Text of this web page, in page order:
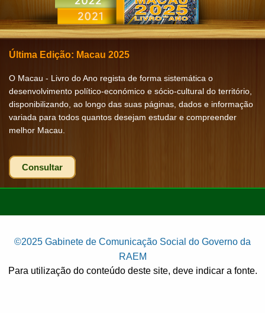
Última Edição: Macau 2025
O Macau - Livro do Ano regista de forma sistemática o
desenvolvimento político-económico e sócio-cultural do território,
disponibilizando, ao longo das suas páginas, dados e informação
variada para todos quantos desejam estudar e compreender
melhor Macau.
Consultar
©2025 Gabinete de Comunicação Social do Governo da
RAEM
Para utilização do conteúdo deste site, deve indicar a fonte.